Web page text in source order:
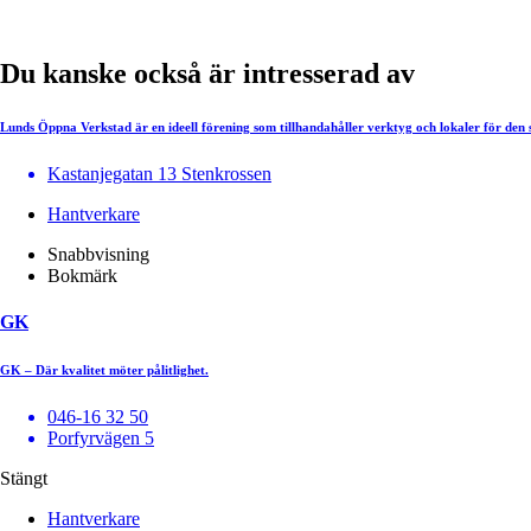
Du kanske också är intresserad av
Lunds Öppna Verkstad är en ideell förening som tillhandahåller verktyg och lokaler för
Kastanjegatan 13 Stenkrossen
Hantverkare
Snabbvisning
Bokmärk
GK
GK – Där kvalitet möter pålitlighet.
046-16 32 50
Porfyrvägen 5
Stängt
Hantverkare